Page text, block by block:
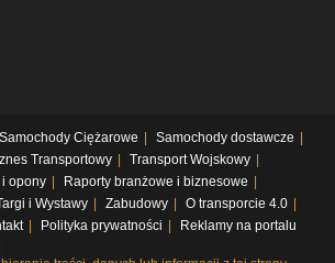
Samochody Ciężarowe
Samochody dostawcze
Transportowy
Transport Wojskowy
opony
Raporty branżowe i biznesowe
i Wystawy Zabudowy
O transporcie 4.0
Polityka prywatności Reklamy na portalu